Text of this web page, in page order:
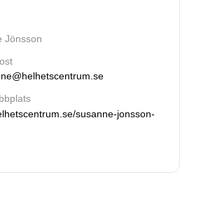
Jönsson
susanne-jonsson-